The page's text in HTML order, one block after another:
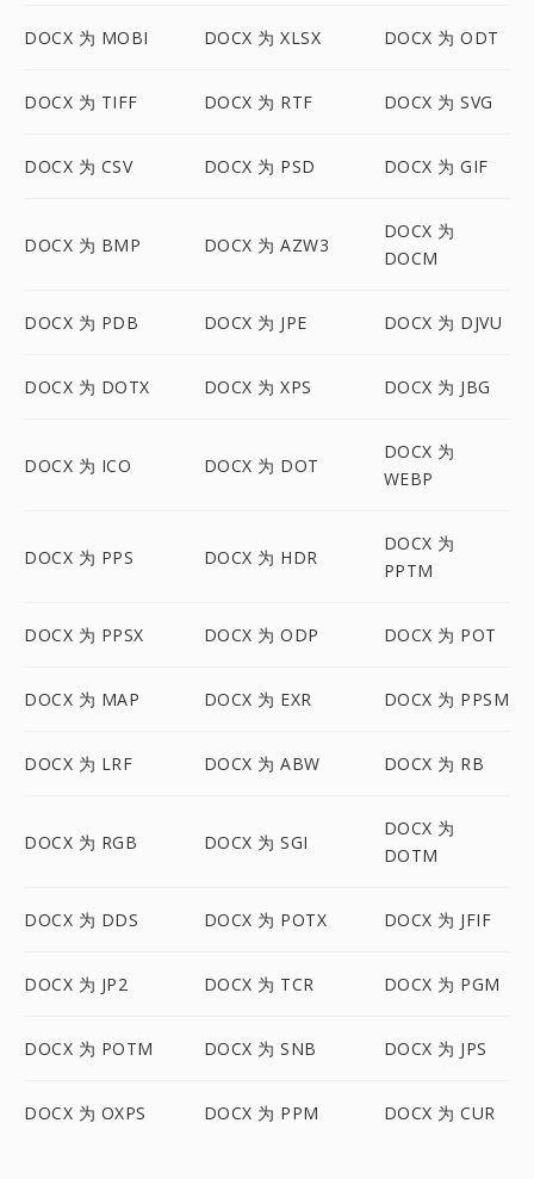
DOCX 为 MOBI DOCX 为 XLSX DOCX 为 ODT
DOCX 为 TIFF DOCX 为 RTF DOCX 为 SVG
DOCX 为 CSV DOCX 为 PSD DOCX 为 GIF
DOCX 为 BMP DOCX 为 AZW3
DOCX 为
DOCM
DOCX 为 PDB DOCX 为 JPE DOCX 为 DJVU
DOCX 为 DOTX DOCX 为 XPS DOCX 为 JBG
DOCX 为 ICO DOCX 为 DOT
DOCX 为
WEBP
DOCX 为 PPS DOCX 为 HDR
DOCX 为
PPTM
DOCX 为 PPSX DOCX 为 ODP DOCX 为 POT
DOCX 为 MAP DOCX 为 EXR DOCX 为 PPSM
DOCX 为 LRF DOCX 为 ABW DOCX 为 RB
DOCX 为 RGB DOCX 为 SGI
DOCX 为
DOTM
DOCX 为 DDS DOCX 为 POTX DOCX 为 JFIF
DOCX 为 JP2 DOCX 为 TCR DOCX 为 PGM
DOCX 为 POTM DOCX 为 SNB DOCX 为 JPS
DOCX 为 OXPS DOCX 为 PPM DOCX 为 CUR